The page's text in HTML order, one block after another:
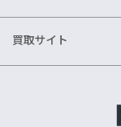
買取サイト